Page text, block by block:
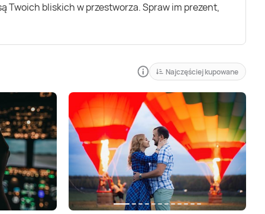
Twoich bliskich w przestworza. Spraw im prezent,
Najczęściej kupowane